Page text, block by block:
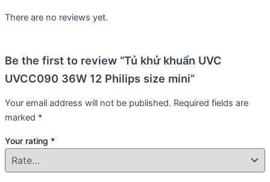
There are no reviews yet.
Be the first to review “Tủ khử khuẩn UVC
UVCC090 36W 12 Philips size mini”
Your email address will not be published. Required fields are
marked *
Your rating *